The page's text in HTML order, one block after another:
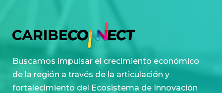
Buscamos impulsar el crecimiento económico
de la región a través de la articulación y
fortalecimiento del Ecosistema de Innovación